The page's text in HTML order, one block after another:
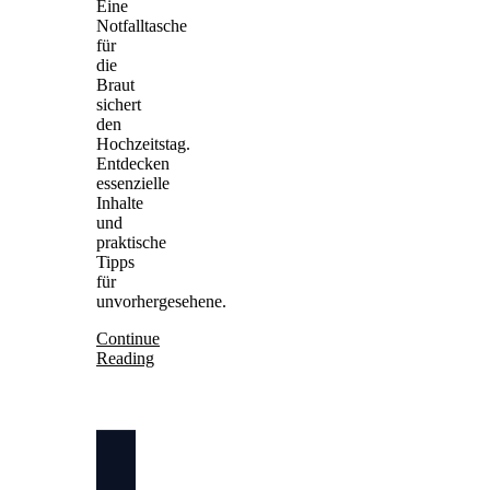
Eine
Notfalltasche
für
die
Braut
sichert
den
Hochzeitstag.
Entdecken
essenzielle
Inhalte
und
praktische
Tipps
für
unvorhergesehene.
Continue
Reading